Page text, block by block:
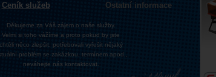
Ceník služeb Ostatní informace
Děkujeme za Váš zájem o naše služby.
Velmi si toho vážíme a proto pokud by jste
něco zlepšit, potřebovali vyřešit nějaký
problém se zakázkou, termínem apod.,
neváhejte nás kontaktovat.